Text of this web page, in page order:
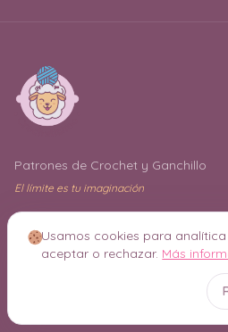
Patrones de Crochet y Ganchillo
El límite es tu imaginación
Enlaces
Buscar
Usamos cookies para
aceptar o rechazar. Más